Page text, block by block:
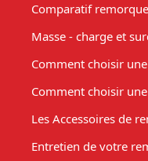
Comparatif
Masse - charge et
Comment choisir
Comment choisir
Les Accessoires de
Entretien de votre